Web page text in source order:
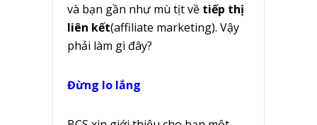
và bạn gần như mù tịt về tiếp thị
liên kết(affiliate marketing). Vậy
phải làm gì đây?
Đừng lo lắng